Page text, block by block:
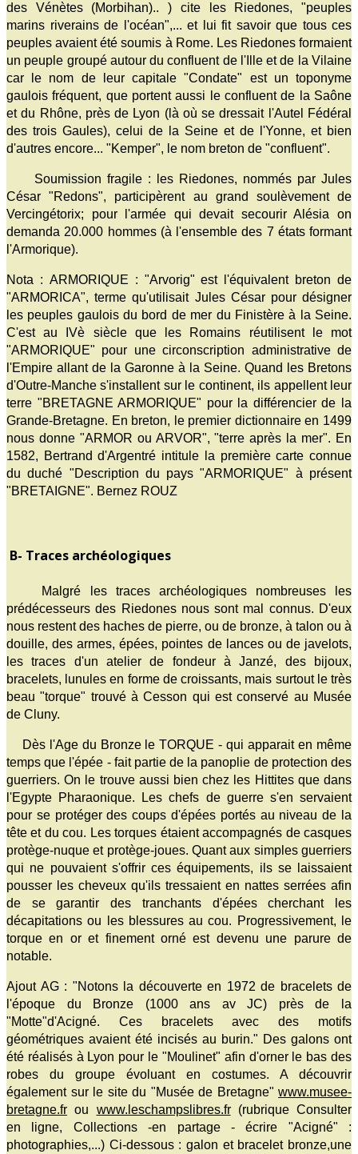
des Vénètes (Morbihan).. ) cite les Riedones, "peuples
marins riverains de l'océan",... et lui fit savoir que tous ces
peuples avaient été soumis à Rome. Les Riedones formaient
un peuple groupé autour du confluent de l'Ille et de la Vilaine
car le nom de leur capitale "Condate" est un toponyme
gaulois fréquent, que portent aussi le confluent de la Saône
et du Rhône, près de Lyon (là où se dressait l'Autel Fédéral
des trois Gaules), celui de la Seine et de l'Yonne, et bien
d'autres encore... "Kemper", le nom breton de "confluent".
Soumission fragile : les Riedones, nommés par Jules
César "Redons", participèrent au grand soulèvement de
Vercingétorix; pour l'armée qui devait secourir Alésia on
demanda 20.000 hommes (à l'ensemble des 7 états formant
l'Armorique).
Nota : ARMORIQUE : "Arvorig" est l'équivalent breton de
"ARMORICA", terme qu'utilisait Jules César pour désigner
les peuples gaulois du bord de mer du Finistère à la Seine.
C'est au IVè siècle que les Romains réutilisent le mot
"ARMORIQUE" pour une circonscription administrative de
l'Empire allant de la Garonne à la Seine. Quand les Bretons
d'Outre-Manche s'installent sur le continent, ils appellent leur
terre "BRETAGNE ARMORIQUE" pour la différencier de la
Grande-Bretagne. En breton, le premier dictionnaire en 1499
nous donne "ARMOR ou ARVOR", "terre après la mer". En
1582, Bertrand d'Argentré intitule la première carte connue
du duché "Description du pays "ARMORIQUE" à présent
"BRETAIGNE". Bernez ROUZ
B- Traces archéologiques
Malgré les traces archéologiques nombreuses les
prédécesseurs des Riedones nous sont mal connus. D'eux
nous restent des haches de pierre, ou de bronze, à talon ou à
douille, des armes, épées, pointes de lances ou de javelots,
les traces d'un atelier de fondeur à Janzé, des bijoux,
bracelets, lunules en forme de croissants, mais surtout le très
beau "torque" trouvé à Cesson qui est conservé au Musée
de Cluny.
Dès l'Age du Bronze le TORQUE - qui apparait en même
temps que l'épée - fait partie de la panoplie de protection des
guerriers. On le trouve aussi bien chez les Hittites que dans
l'Egypte Pharaonique. Les chefs de guerre s'en servaient
pour se protéger des coups d'épées portés au niveau de la
tête et du cou. Les torques étaient accompagnés de casques
protège-nuque et protège-joues. Quant aux simples guerriers
qui ne pouvaient s'offrir ces équipements, ils se laissaient
pousser les cheveux qu'ils tressaient en nattes serrées afin
de se garantir des tranchants d'épées cherchant les
décapitations ou les blessures au cou. Progressivement, le
torque en or et finement orné est devenu une parure de
notable.
Ajout AG : "Notons la découverte en 1972 de bracelets de
l'époque du Bronze (1000 ans av JC) près de la
"Motte"d'Acigné. Ces bracelets avec des motifs
géométriques avaient été incisés au burin." Des galons ont
été réalisés à Lyon pour le "Moulinet" afin d'orner le bas des
robes du groupe évoluant en costumes. A découvrir
également sur le site du "Musée de Bretagne" www.musee-
bretagne.fr ou www.leschampslibres.fr(rubrique Consulter
en ligne, Collections -en partage - écrire "Acigné" :
photographies,...) Ci-dessous : galon et bracelet bronze,une